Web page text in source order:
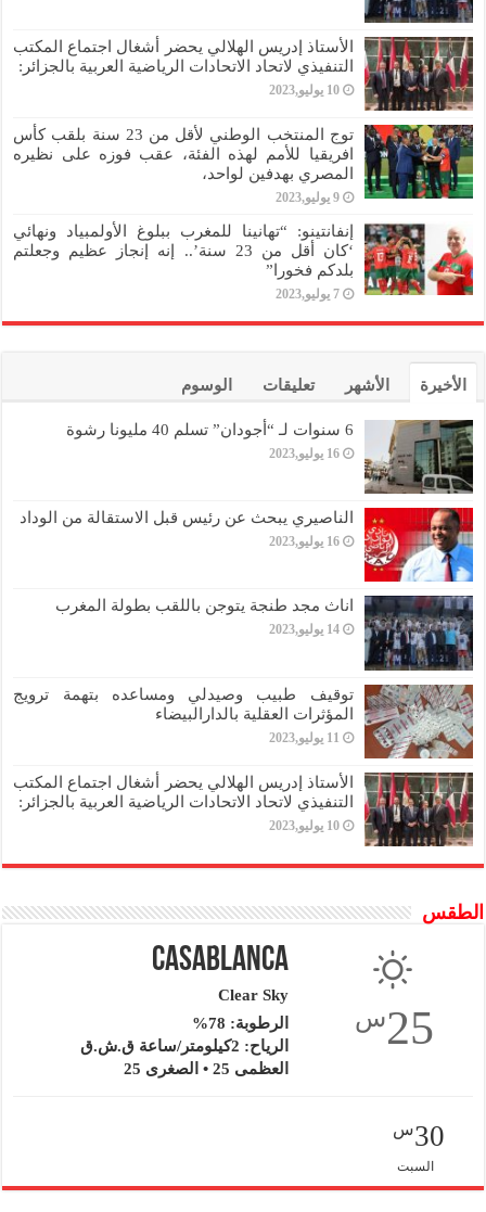
الأستاذ إدريس الهلالي يحضر أشغال اجتماع المكتب
التنفيذي لاتحاد الاتحادات الرياضية العربية بالجزائر:
10 يوليو,2023
توج المنتخب الوطني لأقل من 23 سنة بلقب كأس
افريقيا للأمم لهذه الفئة، عقب فوزه على نظيره
المصري بهدفين لواحد،
9 يوليو,2023
إنفانتينو: “تهانينا للمغرب ببلوغ الأولمبياد ونهائي
‘كان أقل من 23 سنة’.. إنه إنجاز عظيم وجعلتم
بلدكم فخورا”
7 يوليو,2023
الأخيرة الأشهر تعليقات الوسوم
6 سنوات لـ “أجودان” تسلم 40 مليونا رشوة
16 يوليو,2023
الناصيري يبحث عن رئيس قبل الاستقالة من الوداد
16 يوليو,2023
اناث مجد طنجة يتوجن باللقب بطولة المغرب
14 يوليو,2023
توقيف طبيب وصيدلي ومساعده بتهمة ترويج
المؤثرات العقلية بالدارالبيضاء
11 يوليو,2023
الأستاذ إدريس الهلالي يحضر أشغال اجتماع المكتب
التنفيذي لاتحاد الاتحادات الرياضية العربية بالجزائر:
10 يوليو,2023
الطقس
25س
Casablanca
Clear Sky
الرطوبة: 78%
الرياح: 2كيلومتر/ساعة ق.ش.ق‎
العظمى 25 • الصغرى 25
30س
السبت